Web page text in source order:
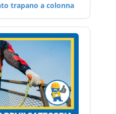
trapano a colonna